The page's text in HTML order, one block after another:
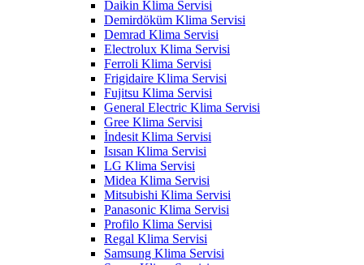
Daikin Klima Servisi
Demirdöküm Klima Servisi
Demrad Klima Servisi
Electrolux Klima Servisi
Ferroli Klima Servisi
Frigidaire Klima Servisi
Fujitsu Klima Servisi
General Electric Klima Servisi
Gree Klima Servisi
İndesit Klima Servisi
Isısan Klima Servisi
LG Klima Servisi
Midea Klima Servisi
Mitsubishi Klima Servisi
Panasonic Klima Servisi
Profilo Klima Servisi
Regal Klima Servisi
Samsung Klima Servisi